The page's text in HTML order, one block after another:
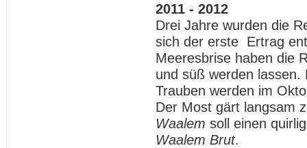
2011 - 2012
Drei Jahre wurden die
sich der erste Ertrag
Meeresbrise haben die
und süß werden lassen.
Trauben werden im
Der Most gärt langsam
Waalem soll einen
Waalem Brut.